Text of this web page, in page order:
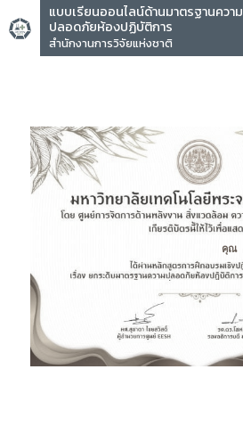
แบบเรียนออนไลน์ด้านมาตรฐานความ
ปลอดภัยห้องปฏิบัติการ
สำนักงานการวิจัยแห่งชาติ
คุณ